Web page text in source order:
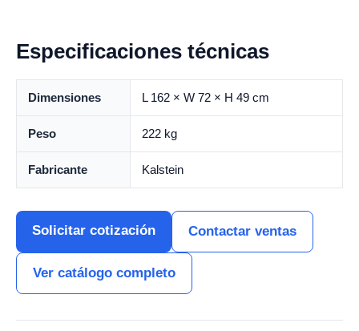
Especificaciones técnicas
Dimensiones L 162 × W 72 × H 49 cm
Peso 222 kg
Fabricante Kalstein
Solicitar cotización Contactar ventas
Ver catálogo completo